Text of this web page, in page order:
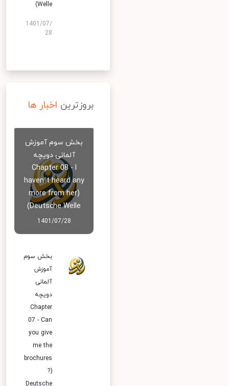
Welle)
1401/07/
28
بروزترین اخبار ها
بخش سوم آموزش
آلمانی دویچه
Chapter 08 - I
haven’t heard any
more from her)
Deutsche Welle)
1401/07/28
بخش سوم
آموزش
آلمانی
دویچه
Chapter
07 - Can
you give
me the
brochures
Deutsche